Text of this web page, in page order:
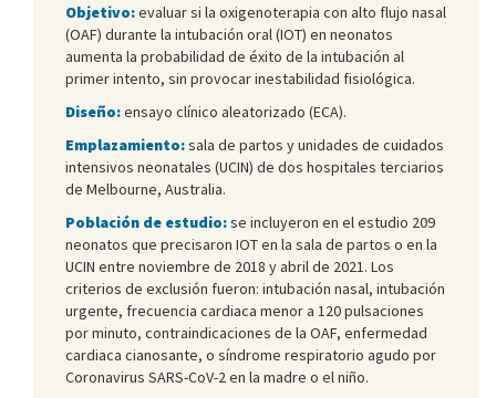
Objetivo:evaluar si la oxigenoterapia con alto flujo nasal
(OAF) durante la intubación oral (IOT) en neonatos
aumenta la probabilidad de éxito de la intubación al
primer intento, sin provocar inestabilidad fisiológica.
Diseño:ensayo clínico aleatorizado (ECA).
Emplazamiento:sala de partos y unidades de cuidados
intensivos neonatales (UCIN) de dos hospitales terciarios
de Melbourne, Australia.
Población de estudio:se incluyeron en el estudio 209
neonatos que precisaron IOT en la sala de partos o en la
UCIN entre noviembre de 2018 y abril de 2021. Los
criterios de exclusión fueron: intubación nasal, intubación
urgente, frecuencia cardiaca menor a 120 pulsaciones
por minuto, contraindicaciones de la OAF, enfermedad
cardiaca cianosante, o síndrome respiratorio agudo por
Coronavirus SARS-CoV-2 en la madre o el niño.